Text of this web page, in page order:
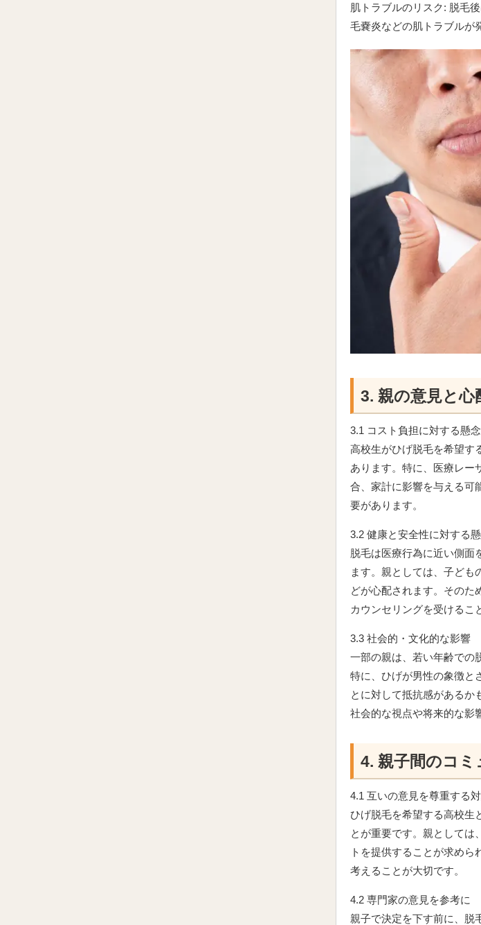
肌トラブルのリスク: 脱毛
毛嚢炎などの肌トラブルが
3. 親の意見と心
3.1 コスト負担に対する懸念
高校生がひげ脱毛を希望す
あります。特に、医療レー
合、家計に影響を与える可
要があります。
3.2 健康と安全性に対する
脱毛は医療行為に近い側面
ます。親としては、子ども
どが心配されます。そのた
カウンセリングを受けるこ
3.3 社会的・文化的な影響
一部の親は、若い年齢での
特に、ひげが男性の象徴と
とに対して抵抗感があるか
社会的な視点や将来的な影
4. 親子間のコ
4.1 互いの意見を尊重する
ひげ脱毛を希望する高校生
とが重要です。親としては
トを提供することが求め
考えることが大切です。
4.2 専門家の意見を参考に
親子で決定を下す前に、脱